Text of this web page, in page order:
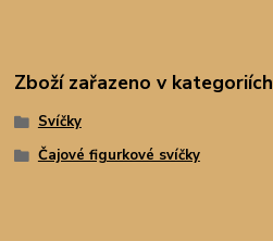
Zboží zařazeno v kategoriích
Svíčky
Čajové figurkové svíčky